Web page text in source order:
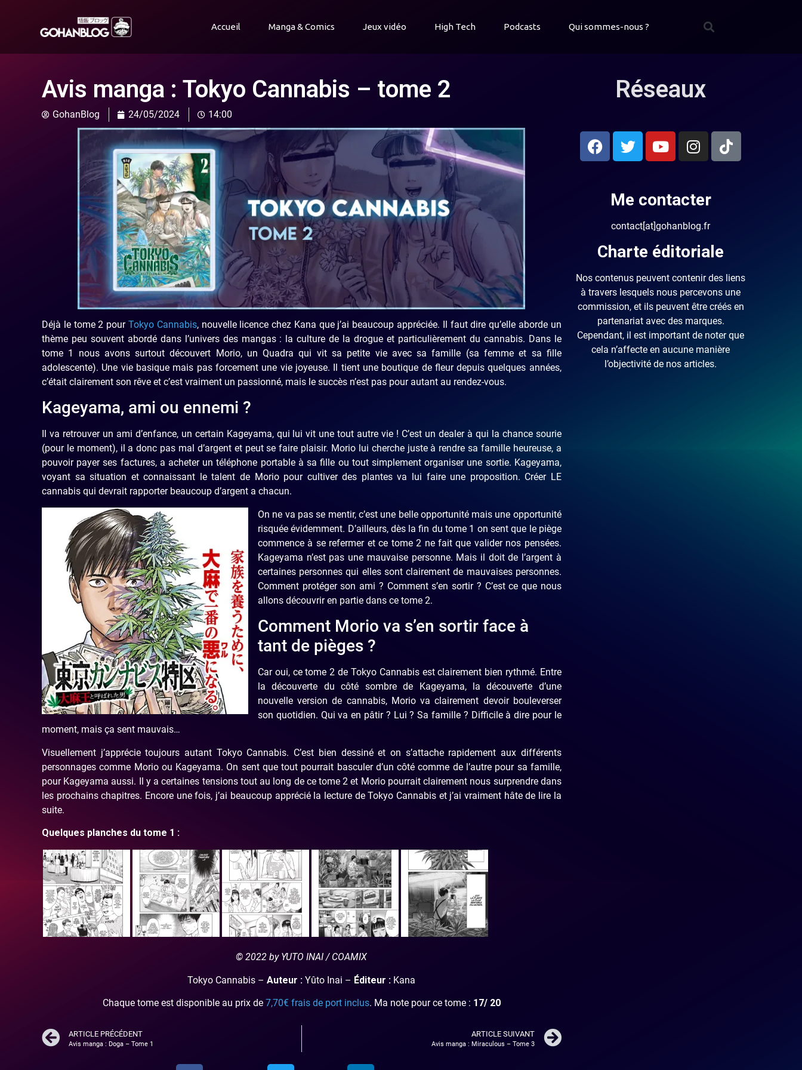
Accueil Manga & Comics Jeux vidéo High Tech Podcasts Qui sommes-nous ?
Avis manga : Tokyo Cannabis – tome 2
GohanBlog 24/05/2024 14:00
Déjà le tome 2 pour Tokyo Cannabis, nouvelle licence chez Kana que j’ai beaucoup appréciée. Il faut dire qu’elle aborde un
thème peu souvent abordé dans l’univers des mangas : la culture de la drogue et particulièrement du cannabis. Dans le
tome 1 nous avons surtout découvert Morio, un Quadra qui vit sa petite vie avec sa famille (sa femme et sa fille
adolescente). Une vie basique mais pas forcement une vie joyeuse. Il tient une boutique de fleur depuis quelques années,
c’était clairement son rêve et c’est vraiment un passionné, mais le succès n’est pas pour autant au rendez-vous.
Kageyama, ami ou ennemi ?
Il va retrouver un ami d’enfance, un certain Kageyama, qui lui vit une tout autre vie ! C’est un dealer à qui la chance sourie
(pour le moment), il a donc pas mal d’argent et peut se faire plaisir. Morio lui cherche juste à rendre sa famille heureuse, a
pouvoir payer ses factures, a acheter un téléphone portable à sa fille ou tout simplement organiser une sortie. Kageyama,
voyant sa situation et connaissant le talent de Morio pour cultiver des plantes va lui faire une proposition. Créer LE
cannabis qui devrait rapporter beaucoup d’argent a chacun.
On ne va pas se mentir, c’est une belle opportunité mais une opportunité
risquée évidemment. D’ailleurs, dès la fin du tome 1 on sent que le piège
commence à se refermer et ce tome 2 ne fait que valider nos pensées.
Kageyama n’est pas une mauvaise personne. Mais il doit de l’argent à
certaines personnes qui elles sont clairement de mauvaises personnes.
Comment protéger son ami ? Comment s’en sortir ? C’est ce que nous
allons découvrir en partie dans ce tome 2.
Comment Morio va s’en sortir face à
tant de pièges ?
Car oui, ce tome 2 de Tokyo Cannabis est clairement bien rythmé. Entre
la découverte du côté sombre de Kageyama, la découverte d’une
nouvelle version de cannabis, Morio va clairement devoir bouleverser
son quotidien. Qui va en pâtir ? Lui ? Sa famille ? Difficile à dire pour le
moment, mais ça sent mauvais…
Visuellement j’apprécie toujours autant Tokyo Cannabis. C’est bien dessiné et on s’attache rapidement aux différents
personnages comme Morio ou Kageyama. On sent que tout pourrait basculer d’un côté comme de l’autre pour sa famille,
pour Kageyama aussi. Il y a certaines tensions tout au long de ce tome 2 et Morio pourrait clairement nous surprendre dans
les prochains chapitres. Encore une fois, j’ai beaucoup apprécié la lecture de Tokyo Cannabis et j’ai vraiment hâte de lire la
suite.
Quelques planches du tome 1 :
© 2022 by YUTO INAI / COAMIX
Tokyo Cannabis – Auteur : Yûto Inai – Éditeur : Kana
Chaque tome est disponible au prix de7,70€ frais de port inclus. Ma note pour ce tome : 17/ 20
ARTICLE PRÉCÉDENT
Avis manga : Doga – Tome 1
ARTICLE SUIVANT
Avis manga : Miraculous – Tome 3
Réseaux
Me contacter
contact[at]gohanblog.fr
Charte éditoriale
Nos contenus peuvent contenir des liens
à travers lesquels nous percevons une
commission, et ils peuvent être créés en
partenariat avec des marques.
Cependant, il est important de noter que
cela n’affecte en aucune manière
l’objectivité de nos articles.